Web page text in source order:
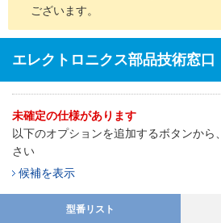
ございます。
エレクトロニクス部品技術窓口
未確定の仕様があります
以下のオプションを追加するボタンから
さい
候補を表示
型番リスト